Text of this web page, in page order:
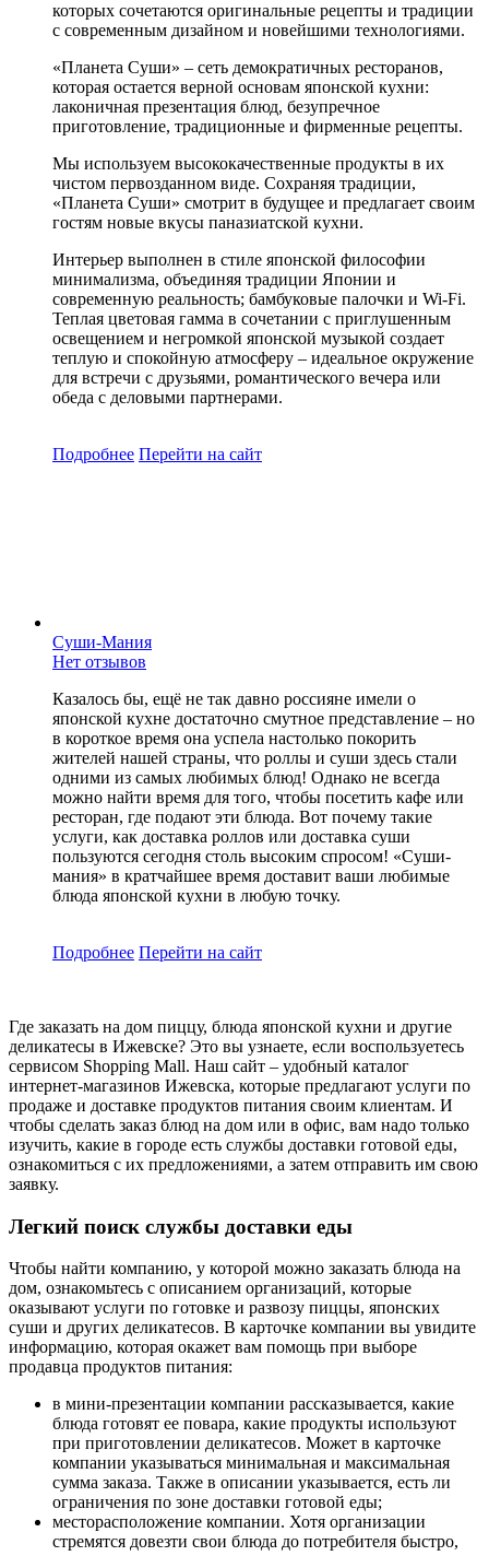
которых сочетаются оригинальные рецепты и традиции
с современным дизайном и новейшими технологиями.
«Планета Суши» – сеть демократичных ресторанов,
которая остается верной основам японской кухни:
лаконичная презентация блюд, безупречное
приготовление, традиционные и фирменные рецепты.
Мы используем высококачественные продукты в их
чистом первозданном виде. Сохраняя традиции,
«Планета Суши» смотрит в будущее и предлагает своим
гостям новые вкусы паназиатской кухни.
Интерьер выполнен в стиле японской философии
минимализма, объединяя традиции Японии и
современную реальность; бамбуковые палочки и Wi-Fi.
Теплая цветовая гамма в сочетании с приглушенным
освещением и негромкой японской музыкой создает
теплую и спокойную атмосферу – идеальное окружение
для встречи с друзьями, романтического вечера или
обеда с деловыми партнерами.
Подробнее Перейти на сайт
Суши-Мания
Нет отзывов
Казалось бы, ещё не так давно россияне имели о
японской кухне достаточно смутное представление – но
в короткое время она успела настолько покорить
жителей нашей страны, что роллы и суши здесь стали
одними из самых любимых блюд! Однако не всегда
можно найти время для того, чтобы посетить кафе или
ресторан, где подают эти блюда. Вот почему такие
услуги, как доставка роллов или доставка суши
пользуются сегодня столь высоким спросом! «Суши-
мания» в кратчайшее время доставит ваши любимые
блюда японской кухни в любую точку.
Подробнее Перейти на сайт
Где заказать на дом пиццу, блюда японской кухни и другие
деликатесы в Ижевске? Это вы узнаете, если воспользуетесь
сервисом Shopping Mall. Наш сайт – удобный каталог
интернет-магазинов Ижевска, которые предлагают услуги по
продаже и доставке продуктов питания своим клиентам. И
чтобы сделать заказ блюд на дом или в офис, вам надо только
изучить, какие в городе есть службы доставки готовой еды,
ознакомиться с их предложениями, а затем отправить им свою
заявку.
Легкий поиск службы доставки еды
Чтобы найти компанию, у которой можно заказать блюда на
дом, ознакомьтесь с описанием организаций, которые
оказывают услуги по готовке и развозу пиццы, японских
суши и других деликатесов. В карточке компании вы увидите
информацию, которая окажет вам помощь при выборе
продавца продуктов питания:
в мини-презентации компании рассказывается, какие
блюда готовят ее повара, какие продукты используют
при приготовлении деликатесов. Может в карточке
компании указываться минимальная и максимальная
сумма заказа. Также в описании указывается, есть ли
ограничения по зоне доставки готовой еды;
месторасположение компании. Хотя организации
стремятся довезти свои блюда до потребителя быстро,